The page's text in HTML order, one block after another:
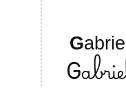
Gabriel
G